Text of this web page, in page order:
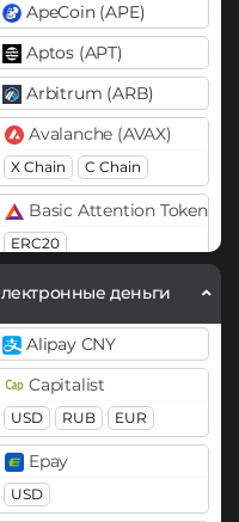
ApeCoin (APE)
Aptos (APT)
Arbitrum (ARB)
Avalanche (AVAX)
X Chain C Chain
Basic Attention Token
ERC20
Binance Coin (BNB)
BEP20 BEP2
Bitcoin (BTC)
BTC BEP20
OP
ARB AVAXC
Bitcoin Cash (BCH)
Bitcoin SV (BSV)
деньги
Alipay CNY
Capitalist
USD RUB EUR
Epay
USD